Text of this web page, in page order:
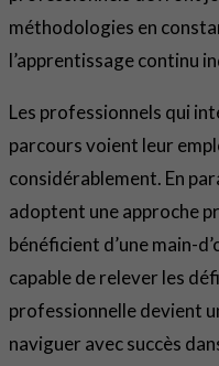
méthodologies en
l’apprentissage continu
Les professionnels qui
parcours voient leur
considérablement. En
adoptent une approche
bénéficient d’une main-
capable de relever les
professionnelle devient
naviguer avec succès